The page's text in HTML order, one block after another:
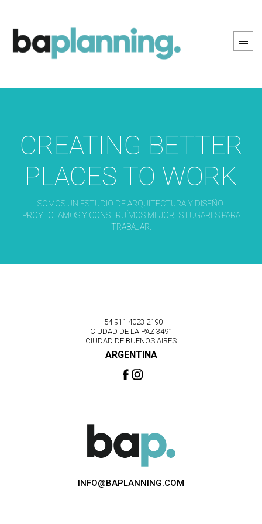
CREATING BETTER
PLACES TO WORK
SOMOS UN ESTUDIO DE ARQUITECTURA Y DISEÑO.
PROYECTAMOS Y CONSTRUÍMOS MEJORES LUGARES PARA
TRABAJAR.
+54 911 4023 2190
CIUDAD DE LA PAZ 3491
CIUDAD DE BUENOS AIRES
ARGENTINA
INFO@BAPLANNING.COM